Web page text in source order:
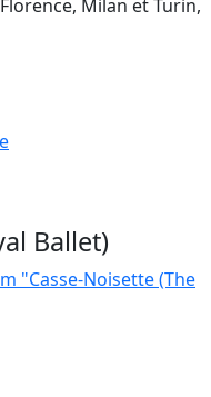
Milan et Turin,
Ballet)
"Casse-Noisette (The